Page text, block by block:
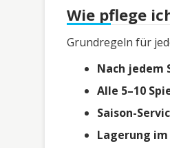
Wie pflege
Grundregeln für
Nach jedem
Alle 5–10
Saison-
Lagerung